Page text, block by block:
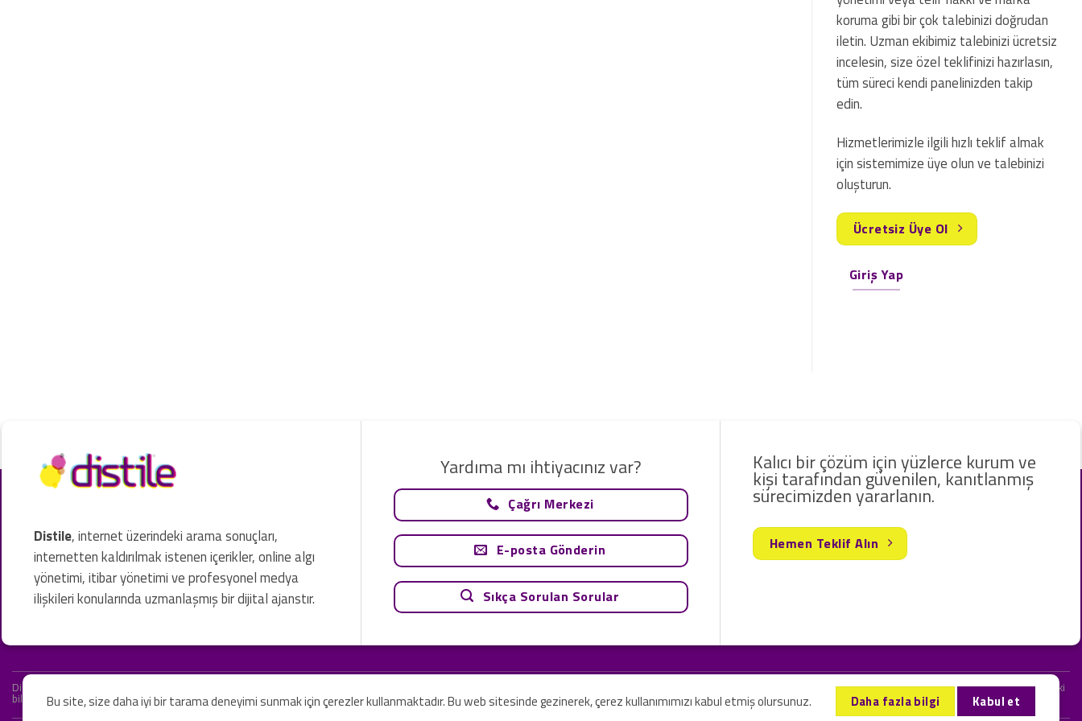
koruma gibi bir çok talebinizi doğrudan
iletin. Uzman ekibimiz talebinizi ücretsiz
incelesin, size özel teklifinizi hazırlasın,
tüm süreci kendi panelinizden takip
edin.
Hizmetlerimizle ilgili hızlı teklif almak
için sistemimize üye olun ve talebinizi
oluşturun.
Ücretsiz Üye Ol
Giriş Yap
Distile, internet üzerindeki arama sonuçları,
internetten kaldırılmak istenen içerikler, online algı
yönetimi, itibar yönetimi ve profesyonel medya
ilişkileri konularında uzmanlaşmış bir dijital ajanstır.
Yardıma mı ihtiyacınız var?
Çağrı Merkezi
E-posta Gönderin
Sıkça Sorulan Sorular
Kalıcı bir çözüm için yüzlerce kurum ve
kişi tarafından güvenilen, kanıtlanmış
sürecimizden yararlanın.
Hemen Teklif Alın
Distile bir hukuk firması değildir ve hizmetlerimizin hiçbiri resmi hukuki tavsiye olarak değerlendirilemez. Sadece teknoloji ve danışmanlık şirketi olarak hizmet vermekteyiz. Web sitemizde ve sizinle kurduğumuz iletişimlerdeki
bilgiler yalnızca genel bilgi niteliğindedir. Yasal tavsiye olarak değerlendirilmesi amaçlanmamıştır.
Bu site, size daha iyi bir tarama deneyimi sunmak için çerezler kullanmaktadır. Bu web sitesinde gezinerek, çerez kullanımımızı kabul etmiş olursunuz. Daha fazla bilgi Kabul et